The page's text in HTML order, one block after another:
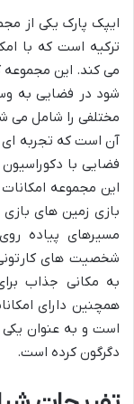
ایپک پارک یکی از
ترکیه است که با
می کند. این مجموعه
مختلفی را شامل می
آن است که تجربه ای
فضایی با دکوراسیون
این مجموعه
بازی زمین های
مسیرهای پیاده
شخصیت های
به مکانی جذاب
همچنین دارای
است و به عنوان یکی
دگرگون کرده است.